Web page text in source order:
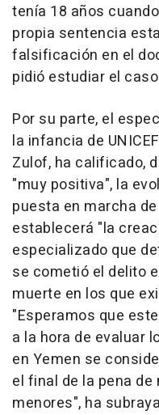
tenía 18 años
propia sentencia
falsificación en el
pidió estudiar el
Por su parte, el
la infancia de
Zulof, ha calificado,
"muy positiva", la
puesta en marcha
establecerá "la
especializado que
se cometió el delito
muerte en los que
"Esperamos que
a la hora de evaluar
en Yemen se
el final de la pena
menores", ha